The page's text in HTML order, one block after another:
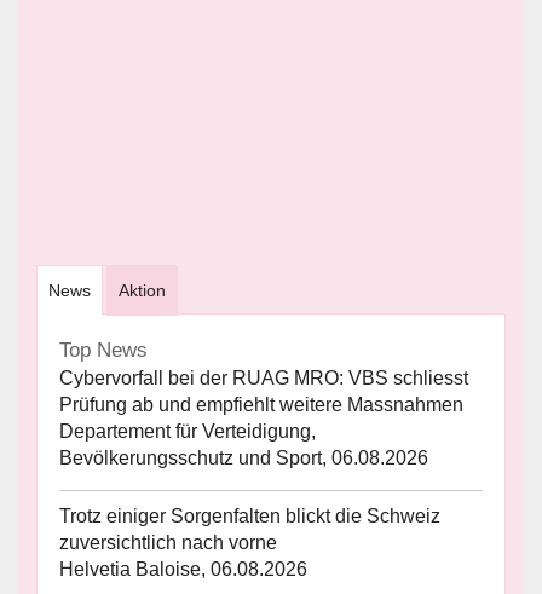
News Aktion
Top News
Cybervorfall bei der RUAG MRO: VBS schliesst
Prüfung ab und empfiehlt weitere Massnahmen
Departement für Verteidigung,
Bevölkerungsschutz und Sport, 06.08.2026
Trotz einiger Sorgenfalten blickt die Schweiz
zuversichtlich nach vorne
Helvetia Baloise, 06.08.2026